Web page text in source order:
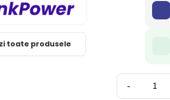
toate produsele
-